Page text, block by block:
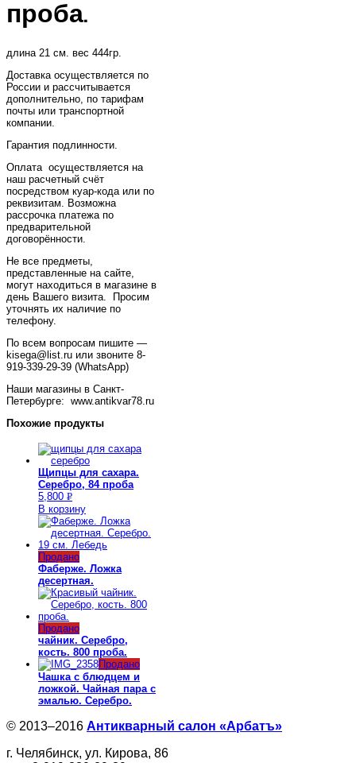
проба.
длина 21 см. вес 444гр.
Доставка осуществляется по
России и рассчитывается
дополнительно, по тарифам
почты или транспортной
компании.
Гарантия подлинности.
Оплата осуществляется на
наш расчетный счёт
посредством куар-кода или по
реквизитам. Возможна
рассрочка платежа по
предварительной
договорённости.
Не все предметы,
представленные на сайте,
могут находиться в магазине в
день Вашего визита. Просим
уточнять их наличие по
телефону.
По всем вопросам пишите —
kisega@list.ru или звоните 8-
919-339-29-39 (WhatsApp)
Наши магазины в Санкт-
Петербурге: www.antikvar78.ru
Похожие продукты
Щипцы для сахара.
Серебро, 84 проба
5,800 Р
УБ.
В корзину
Продано
Фаберже. Ложка
десертная.
Продано
чайник. Серебро,
кость. 800 проба.
Продано
Чашка с блюдцем и
ложкой. Чайная пара с
эмалью. Серебро.
© 2013–2016 Антикварный салон «Арбатъ»
г. Челябинск, ул. Кирова, 86